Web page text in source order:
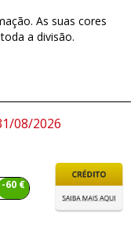
As suas cores
a divisão.
08/2026
-60 €